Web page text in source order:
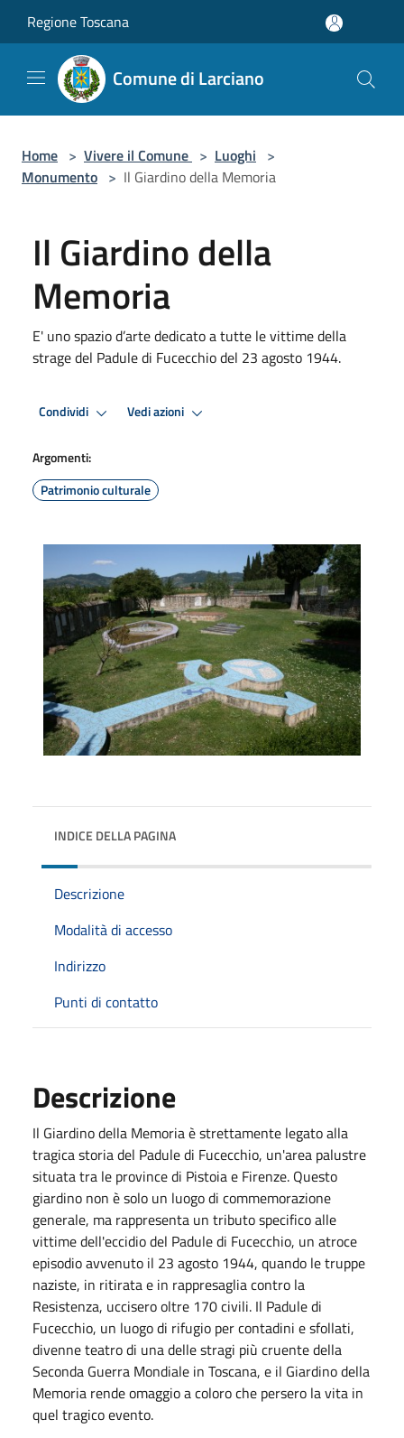
Regione Toscana
Comune di Larciano
Home > Vivere il Comune > Luoghi >
Monumento > Il Giardino della Memoria
Il Giardino della
Memoria
E' uno spazio d’arte dedicato a tutte le vittime della
strage del Padule di Fucecchio del 23 agosto 1944.
Condividi Vedi azioni
Argomenti:
Patrimonio culturale
INDICE DELLA PAGINA
Descrizione
Modalità di accesso
Indirizzo
Punti di contatto
Descrizione
Il Giardino della Memoria è strettamente legato alla
tragica storia del Padule di Fucecchio, un'area palustre
situata tra le province di Pistoia e Firenze. Questo
giardino non è solo un luogo di commemorazione
generale, ma rappresenta un tributo specifico alle
vittime dell'eccidio del Padule di Fucecchio, un atroce
episodio avvenuto il 23 agosto 1944, quando le truppe
naziste, in ritirata e in rappresaglia contro la
Resistenza, uccisero oltre 170 civili. Il Padule di
Fucecchio, un luogo di rifugio per contadini e sfollati,
divenne teatro di una delle stragi più cruente della
Seconda Guerra Mondiale in Toscana, e il Giardino della
Memoria rende omaggio a coloro che persero la vita in
quel tragico evento.